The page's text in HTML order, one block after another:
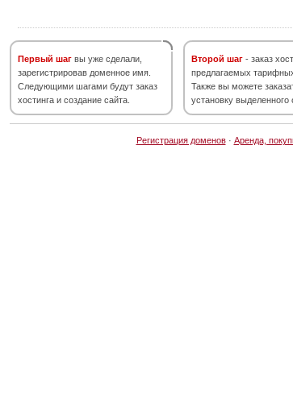
Первый шаг вы уже сделали,
зарегистрировав доменное имя.
Следующими шагами будут заказ
хостинга и создание сайта.
Второй шаг - заказ
предлагаемых
Также вы можете
установку выделенного
Регистрация доменов· Аренда,